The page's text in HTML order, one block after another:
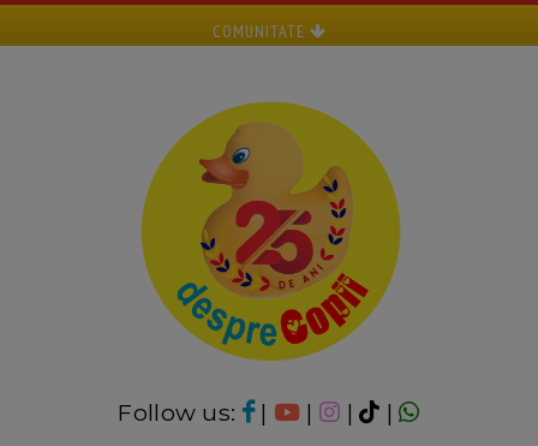
COMUNITATE
Follow us: | | |
|